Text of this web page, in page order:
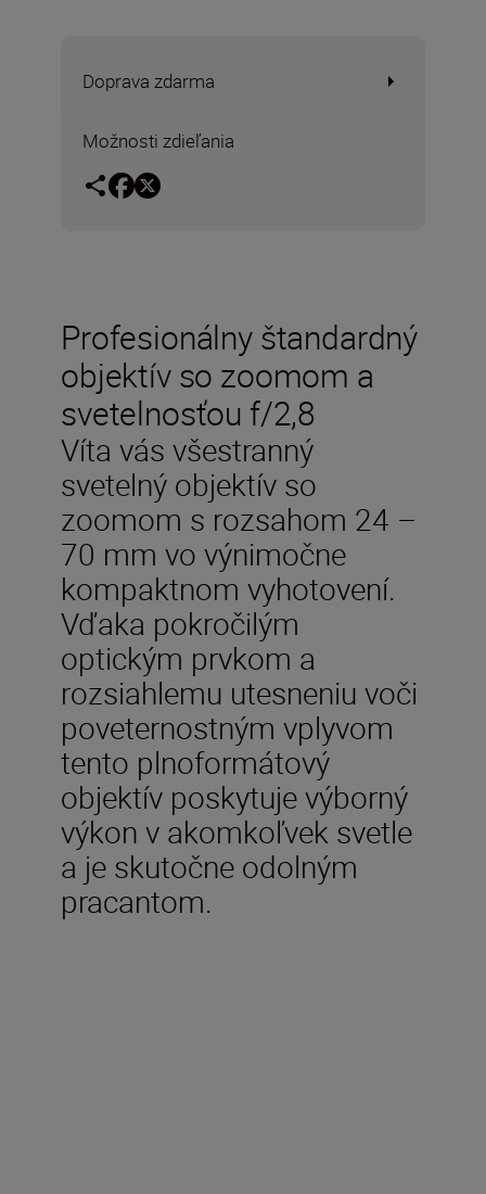
Doprava zdarma
Možnosti zdieľania
Profesionálny štandardný
objektív so zoomom a
svetelnosťou f/2,8
Víta vás všestranný
svetelný objektív so
zoomom s rozsahom 24 –
70 mm vo výnimočne
kompaktnom vyhotovení.
Vďaka pokročilým
optickým prvkom a
rozsiahlemu utesneniu voči
poveternostným vplyvom
tento plnoformátový
objektív poskytuje výborný
výkon v akomkoľvek svetle
a je skutočne odolným
pracantom.